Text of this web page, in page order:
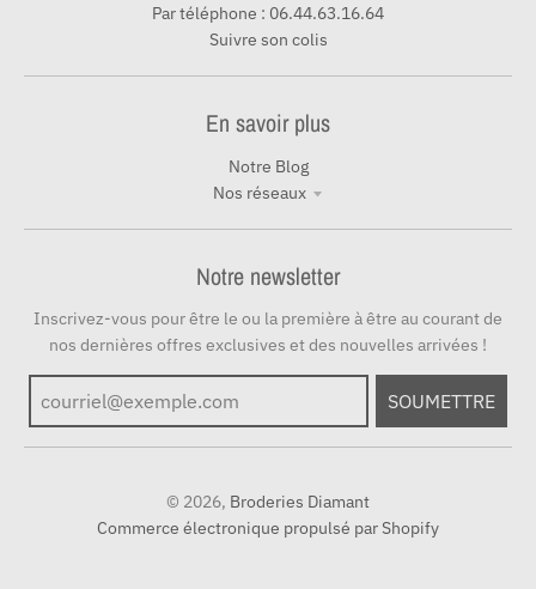
Par téléphone : 06.44.63.16.64
Suivre son colis
En savoir plus
Notre Blog
Nos réseaux
Notre newsletter
Inscrivez-vous pour être le ou la première à être au courant de
nos dernières offres exclusives et des nouvelles arrivées !
SOUMETTRE
© 2026, Broderies Diamant
Commerce électronique propulsé par Shopify